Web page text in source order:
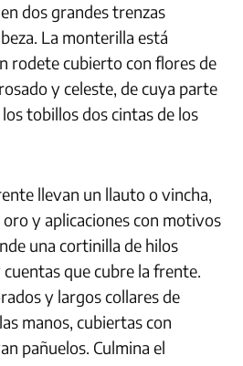
dos grandes trenzas
La monterilla está
rodete cubierto con flores de
y celeste, de cuya parte
tobillos dos cintas de los
llevan un llauto o vincha,
y aplicaciones con motivos
una cortinilla de hilos
que cubre la frente.
y largos collares de
manos, cubiertas con
pañuelos. Culmina el